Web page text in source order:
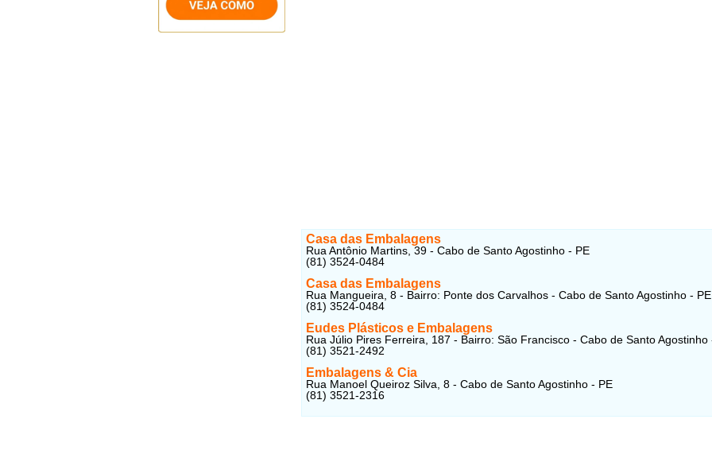
Casa das Embalagens
Rua Antônio Martins, 39 - Cabo de Santo Agostinho - PE
(81) 3524-0484
Casa das Embalagens
Rua Mangueira, 8 - Bairro: Ponte dos Carvalhos - Cabo de Santo Agostinho - PE
(81) 3524-0484
Eudes Plásticos e Embalagens
Rua Júlio Pires Ferreira, 187 - Bairro: São Francisco - Cabo de Santo Agostinho
(81) 3521-2492
Embalagens & Cia
Rua Manoel Queiroz Silva, 8 - Cabo de Santo Agostinho - PE
(81) 3521-2316